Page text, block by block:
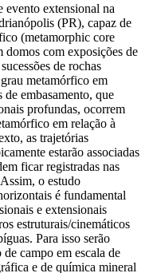
evento extensional na
(PR), capaz de
(metamorphic core
domos com exposições de
de rochas
metamórfico em
embasamento, que
profundas, ocorrem
em relação à
as trajetórias
estarão associadas
ficar registradas nas
o estudo
é fundamental
e extensionais
estruturais/cinemáticos
Para isso serão
campo em escala de
e de química mineral